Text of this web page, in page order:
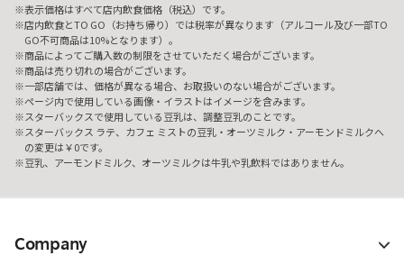
表示価格はすべて店内飲食価格（税込）です。
店内飲食とTO GO（お持ち帰り）では税率が異なります（アルコール及び一部TO
GO不可商品は10%となります）。
商品によってご購入数の制限をさせていただく場合がございます。
商品は売り切れの場合がございます。
一部店舗では、価格が異なる場合、お取扱いのない場合がございます。
ページ内で使用している画像・イラストはイメージを含みます。
スターバックスで使用している豆乳は、調整豆乳のことです。
スターバックス ラテ、カフェ ミストの豆乳・オーツミルク・アーモンドミルクへ
の変更は￥0です。
豆乳、アーモンドミルク、オーツミルクは牛乳や乳飲料ではありません。
Company